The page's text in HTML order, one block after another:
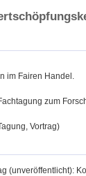
im Fairen Handel.
zum
Vortrag)
(unveröffentlicht):